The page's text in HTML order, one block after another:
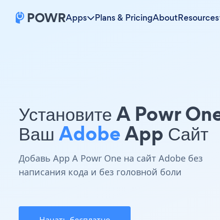
Apps Plans & PricingAboutResources
Установите A Powr
ВашAdobeApp Сайт
Добавь App A Powr One на сайт Adobe без
написания кода и без головной боли